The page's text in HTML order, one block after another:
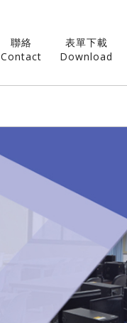
聯絡
Contact
表單下載
Download